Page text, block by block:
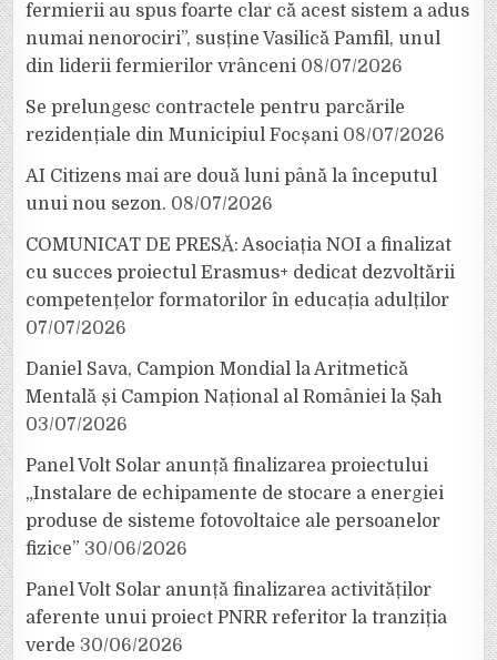
fermierii au spus foarte clar că acest sistem a adus
numai nenorociri”, susține Vasilică Pamfil, unul
din liderii fermierilor vrânceni 08/07/2026
Se prelungesc contractele pentru parcările
rezidențiale din Municipiul Focșani 08/07/2026
AI Citizens mai are două luni până la începutul
unui nou sezon. 08/07/2026
COMUNICAT DE PRESĂ: Asociația NOI a finalizat
cu succes proiectul Erasmus+ dedicat dezvoltării
competențelor formatorilor în educația adulților
07/07/2026
Daniel Sava, Campion Mondial la Aritmetică
Mentală și Campion Național al României la Șah
03/07/2026
Panel Volt Solar anunță finalizarea proiectului
„Instalare de echipamente de stocare a energiei
produse de sisteme fotovoltaice ale persoanelor
fizice” 30/06/2026
Panel Volt Solar anunță finalizarea activităților
aferente unui proiect PNRR referitor la tranziția
verde 30/06/2026